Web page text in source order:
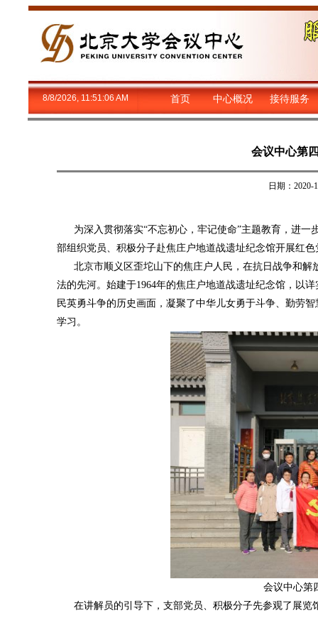
8/8/2026, 11:51:06 AM 首页 中心概况 接待服务
会议中心第
日期：
为深入贯彻落实“不忘初心，牢记使命”主题教育，进一
部组织党员、积极分子赴焦庄户地道战遗址纪念馆开展红
北京市顺义区歪坨山下的焦庄户人民，在抗日战争和解
法的先河。始建于1964年的焦庄户地道战遗址纪念馆，以
民英勇斗争的历史画面，凝聚了中华儿女勇于斗争、勤劳
学习。
会议中心第
在讲解员的引导下，支部党员、积极分子先参观了展览